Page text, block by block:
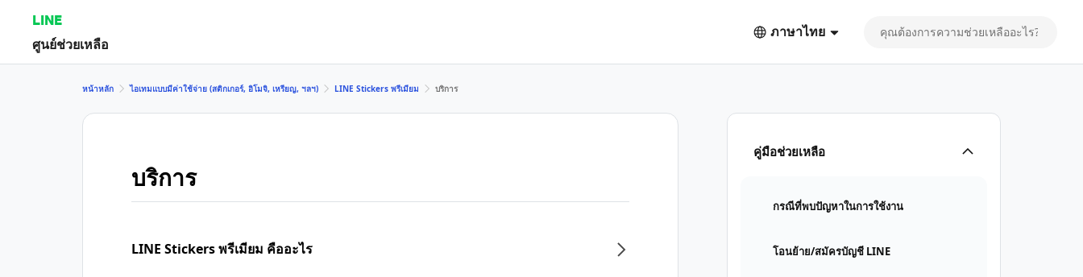
LINE
ศูนย์ช่วยเหลือ
ภาษาไทย
คู่มือช่วยเหลือ
กรณีที่พบปัญหาในการใช้งาน
โอนย้าย/สมัครบัญชี LINE
หน้าหลัก ไอเทมแบบมีค่าใช้จ่าย (สติกเกอร์, อิโมจิ, เหรียญ, ฯลฯ) LINE Stickers พรีเมียม บริการ
บริการ
LINE Stickers พรีเมียม คืออะไร